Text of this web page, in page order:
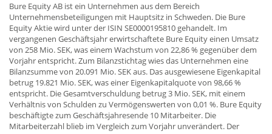
Bure Equity AB ist ein Unternehmen aus dem Bereich
Unternehmensbeteiligungen mit Hauptsitz in Schweden. Die Bure
Equity Aktie wird unter der ISIN SE0000195810 gehandelt. Im
vergangenen Geschäftsjahr erwirtschaftete Bure Equity einen Umsatz
von 258 Mio. SEK, was einem Wachstum von 22,86 % gegenüber dem
Vorjahr entspricht. Zum Bilanzstichtag wies das Unternehmen eine
Bilanzsumme von 20.091 Mio. SEK aus. Das ausgewiesene Eigenkapital
betrug 19.821 Mio. SEK, was einer Eigenkapitalquote von 98,66 %
entspricht. Die Gesamtverschuldung betrug 3 Mio. SEK, mit einem
Verhältnis von Schulden zu Vermögenswerten von 0,01 %. Bure Equity
beschäftigte zum Geschäftsjahresende 10 Mitarbeiter. Die
Mitarbeiterzahl blieb im Vergleich zum Vorjahr unverändert. Der